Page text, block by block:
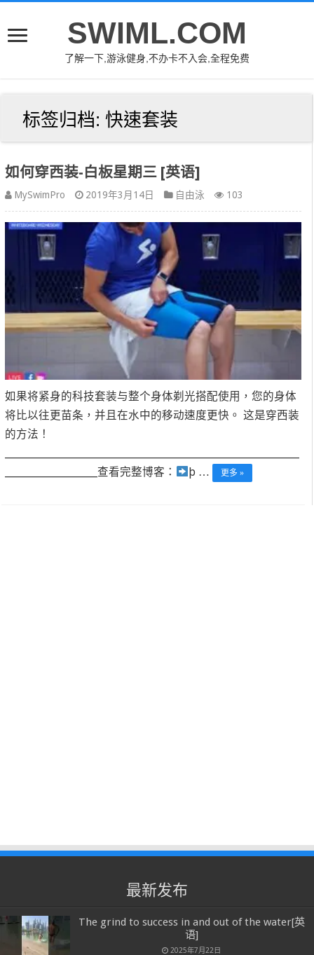
SWIML.COM
了解一下,游泳健身,不办卡不入会,全程免费
标签归档:快速套装
如何穿西装-白板星期三 [英语]
MySwimPro 2019年3月14日 自由泳 103
如果将紧身的科技套装与整个身体剃光搭配使用，您的身体
将比以往更苗条，并且在水中的移动速度更快。 这是穿西装
的方法！
______________________查看完整博客：
þ … 更多 »
最新发布
The grind to success in and out of the water[英
语]
2025年7月22日